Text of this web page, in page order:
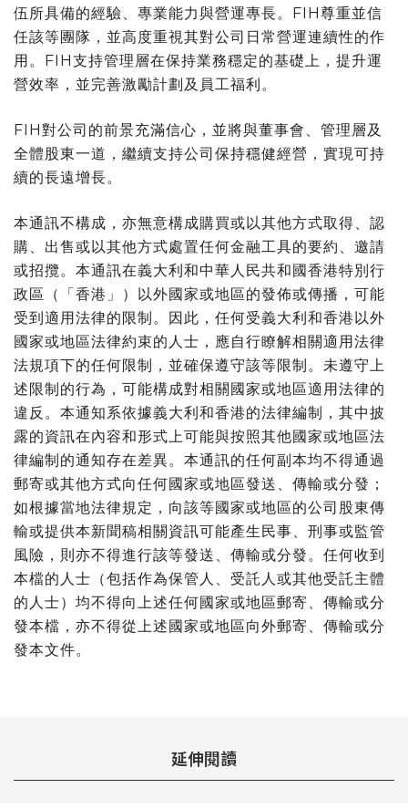
伍所具備的經驗、專業能力與營運專長。FIH尊重並信
任該等團隊，並高度重視其對公司日常營運連續性的作
用。FIH支持管理層在保持業務穩定的基礎上，提升運
營效率，並完善激勵計劃及員工福利。
FIH對公司的前景充滿信心，並將與董事會、管理層及
全體股東一道，繼續支持公司保持穩健經營，實現可持
續的長遠增長。
本通訊不構成，亦無意構成購買或以其他方式取得、認
購、出售或以其他方式處置任何金融工具的要約、邀請
或招攬。本通訊在義大利和中華人民共和國香港特別行
政區（「香港」）以外國家或地區的發佈或傳播，可能
受到適用法律的限制。因此，任何受義大利和香港以外
國家或地區法律約束的人士，應自行瞭解相關適用法律
法規項下的任何限制，並確保遵守該等限制。未遵守上
述限制的行為，可能構成對相關國家或地區適用法律的
違反。本通知系依據義大利和香港的法律編制，其中披
露的資訊在內容和形式上可能與按照其他國家或地區法
律編制的通知存在差異。本通訊的任何副本均不得通過
郵寄或其他方式向任何國家或地區發送、傳輸或分發；
如根據當地法律規定，向該等國家或地區的公司股東傳
輸或提供本新聞稿相關資訊可能產生民事、刑事或監管
風險，則亦不得進行該等發送、傳輸或分發。任何收到
本檔的人士（包括作為保管人、受託人或其他受託主體
的人士）均不得向上述任何國家或地區郵寄、傳輸或分
發本檔，亦不得從上述國家或地區向外郵寄、傳輸或分
發本文件。
延伸閱讀